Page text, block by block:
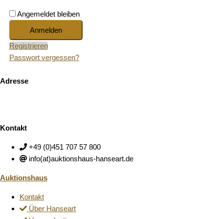
Angemeldet bleiben
Registrieren
Passwort vergessen?
Adresse
Kontakt
+49 (0)451 707 57 800
info(at)auktionshaus-hanseart.de
Auktionshaus
Kontakt
Über Hanseart